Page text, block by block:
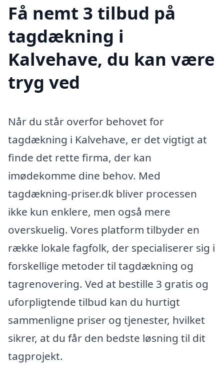
Få nemt 3 tilbud på
tagdækning i
Kalvehave, du kan være
tryg ved
Når du står overfor behovet for
tagdækning i Kalvehave, er det vigtigt at
finde det rette firma, der kan
imødekomme dine behov. Med
tagdækning-priser.dk bliver processen
ikke kun enklere, men også mere
overskuelig. Vores platform tilbyder en
række lokale fagfolk, der specialiserer sig i
forskellige metoder til tagdækning og
tagrenovering. Ved at bestille 3 gratis og
uforpligtende tilbud kan du hurtigt
sammenligne priser og tjenester, hvilket
sikrer, at du får den bedste løsning til dit
tagprojekt.